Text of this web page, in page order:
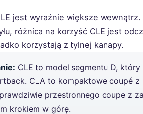
jest wyraźnie większe
różnica na korzyść CLE jest
korzystają z tylnej kanapy.
CLE to model segmentu D,
CLA to kompaktowe coupé z
przestronnego coupe z
krokiem w górę.